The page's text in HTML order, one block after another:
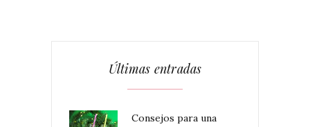
Últimas entradas
Consejos para una